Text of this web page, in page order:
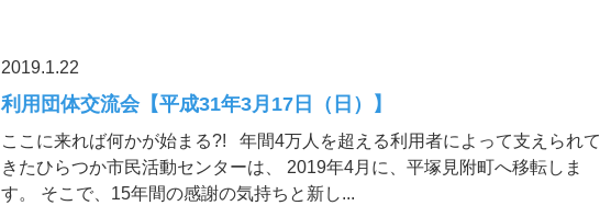
2019.1.22
利用団体交流会【平成31年3月17日（日）】
ここに来れば何かが始まる?! 年間4万人を超える利用者によって支えられて
きたひらつか市民活動センターは、 2019年4月に、平塚見附町へ移転しま
す。 そこで、15年間の感謝の気持ちと新し...